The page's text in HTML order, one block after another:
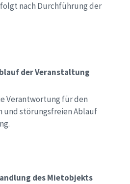
nach Durchführung der
der Veranstaltung
Verantwortung für den
und störungsfreien Ablauf
des Mietobjekts